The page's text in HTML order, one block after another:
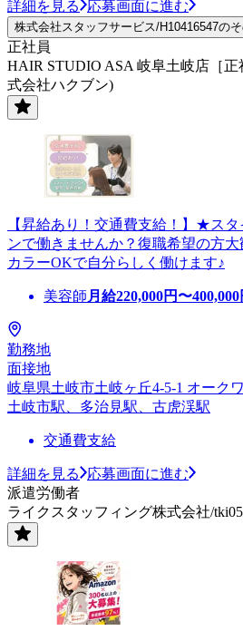
詳細を見る 応募画面に進む
株式会社スタッフサービス/H10416547の
正社員
HAIR STUDIO ASA 岐阜土岐店［
式会社ハクブン)
【昇給あり！交通費支給！】★ス
ンで働きませんか？復職希望の方
カラーOKで自分らしく働けます♪
美容師 月給220,000円〜400,000
勤務地
面接地
岐阜県土岐市土岐ヶ丘4-5-1 オーク
土岐市駅、多治見駅、古虎渓駅
交通費支給
詳細を見る
応募画面に進む
派遣労働者
ライクスタッフィング株式会社/